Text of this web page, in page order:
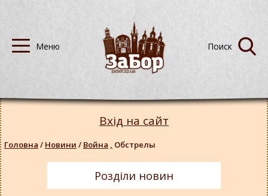
Вхід на сайт
Головна / Новини / Война , Обстрелы
Розділи новин